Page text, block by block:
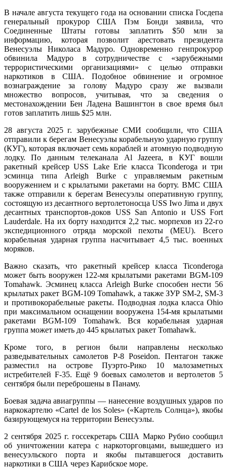
В начале августа текущего года на основании списка Госдепа
генеральный прокурор США Пэм Бонди заявила, что
Соединенные Штаты готовы заплатить $50 млн за
информацию, которая позволит арестовать президента
Венесуэлы Николаса Мадуро. Одновременно генпрокурор
обвинила Мадуро в сотрудничестве с «зарубежными
террористическими организациями» с целью отправки
наркотиков в США. Подобное обвинение и огромное
вознаграждение за голову Мадуро сразу же вызвали
множество вопросов, учитывая, что за сведения о
местонахождении Бен Ладена Вашингтон в свое время был
готов заплатить лишь $25 млн.
28 августа 2025 г. зарубежные СМИ сообщили, что США
отправили к берегам Венесуэлы корабельную ударную группу
(КУГ), которая включает семь кораблей и атомную подводную
лодку. По данным телеканала Al Jazeera, в КУГ вошли
ракетный крейсер USS Lake Erie класса Ticonderoga и три
эсминца типа Arleigh Burke с управляемым ракетным
вооружением и с крылатыми ракетами на борту. ВМС США
также отправили к берегам Венесуэлы оперативную группу,
состоящую из десантного вертолетоносца USS Iwo Jima и двух
десантных транспортов-доков USS San Antonio и USS Fort
Lauderdale. На их борту находится 2,2 тыс. морпехов из 22-го
экспедиционного отряда морской пехоты (MEU). Всего
корабельная ударная группа насчитывает 4,5 тыс. военных
моряков.
Важно сказать, что ракетный крейсер класса Ticonderoga
может быть вооружен 122-мя крылатыми ракетами BGM-109
Tomahawk. Эсминец класса Arleigh Burke способен нести 56
крылатых ракет BGM-109 Tomahawk, а также ЗУР SM-2, SM-3
и противокорабельные ракеты. Подводная лодка класса Ohio
при максимальном оснащении вооружена 154-мя крылатыми
ракетами BGM-109 Tomahawk. Вся корабельная ударная
группа может иметь до 445 крылатых ракет Tomahawk.
Кроме того, в регион были направлены несколько
разведывательных самолетов P-8 Poseidon. Пентагон также
разместил на острове Пуэрто-Рико 10 малозаметных
истребителей F-35. Ещё 9 боевых самолетов и вертолетов 5
сентября были переброшены в Панаму.
Боевая задача авиагруппы — нанесение воздушных ударов по
наркокартелю «Cartel de los Soles» («Картель Солнца»), якобы
базирующемуся на территории Венесуэлы.
2 сентября 2025 г. госсекретарь США Марко Рубио сообщил
об уничтожении катера с наркоторговцами, вышедшего из
венесуэльского порта и якобы пытавшегося доставить
наркотики в США через Карибское море.